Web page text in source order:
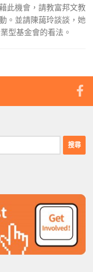
此機會，請教富邦文教
。並請陳藹玲談談，她
型基金會的看法。